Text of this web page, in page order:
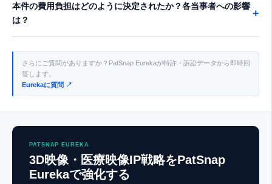
本件の費用負担はどのように決定されたか？各当事者への影響
は？
+
さらにご質問がありますか？PatSnap Eurekaが特許・訴訟データから即時回
答します。
Eurekaに質問 ↗
PATSNAP EUREKA
3D映像・医療映像IP戦略をPatSnap
Eurekaで強化する